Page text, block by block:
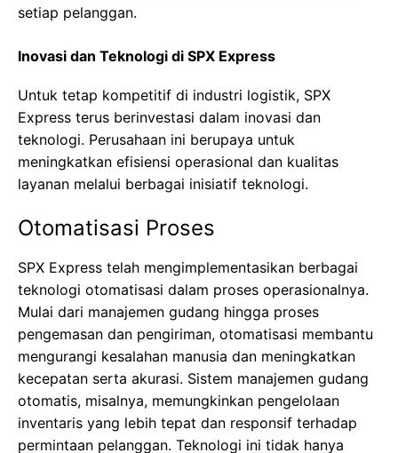
setiap pelanggan.
Inovasi dan Teknologi di SPX Express
Untuk tetap kompetitif di industri logistik, SPX
Express terus berinvestasi dalam inovasi dan
teknologi. Perusahaan ini berupaya untuk
meningkatkan efisiensi operasional dan kualitas
layanan melalui berbagai inisiatif teknologi.
Otomatisasi Proses
SPX Express telah mengimplementasikan berbagai
teknologi otomatisasi dalam proses operasionalnya.
Mulai dari manajemen gudang hingga proses
pengemasan dan pengiriman, otomatisasi membantu
mengurangi kesalahan manusia dan meningkatkan
kecepatan serta akurasi. Sistem manajemen gudang
otomatis, misalnya, memungkinkan pengelolaan
inventaris yang lebih tepat dan responsif terhadap
permintaan pelanggan. Teknologi ini tidak hanya